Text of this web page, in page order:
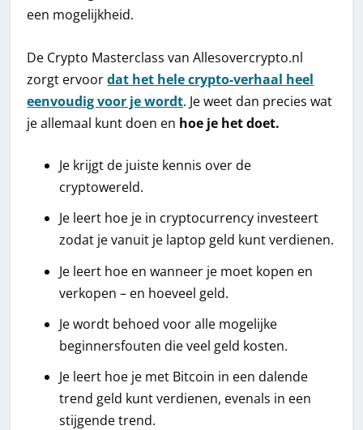
een mogelijkheid.
De Crypto Masterclass van Allesovercrypto.nl
zorgt ervoordat het hele crypto-verhaal heel
eenvoudig voor je wordt. Je weet dan precies wat
je allemaal kunt doen en hoe je het doet.
Je krijgt de juiste kennis over de
cryptowereld.
Je leert hoe je in cryptocurrency investeert
zodat je vanuit je laptop geld kunt verdienen.
Je leert hoe en wanneer je moet kopen en
verkopen – en hoeveel geld.
Je wordt behoed voor alle mogelijke
beginnersfouten die veel geld kosten.
Je leert hoe je met Bitcoin in een dalende
trend geld kunt verdienen, evenals in een
stijgende trend.